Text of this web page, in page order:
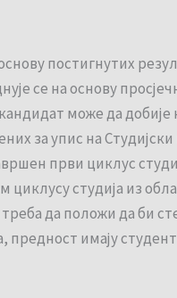
постигнутих
се на основу
може да
за упис на
први циклус
студија из
да положи да би
имају